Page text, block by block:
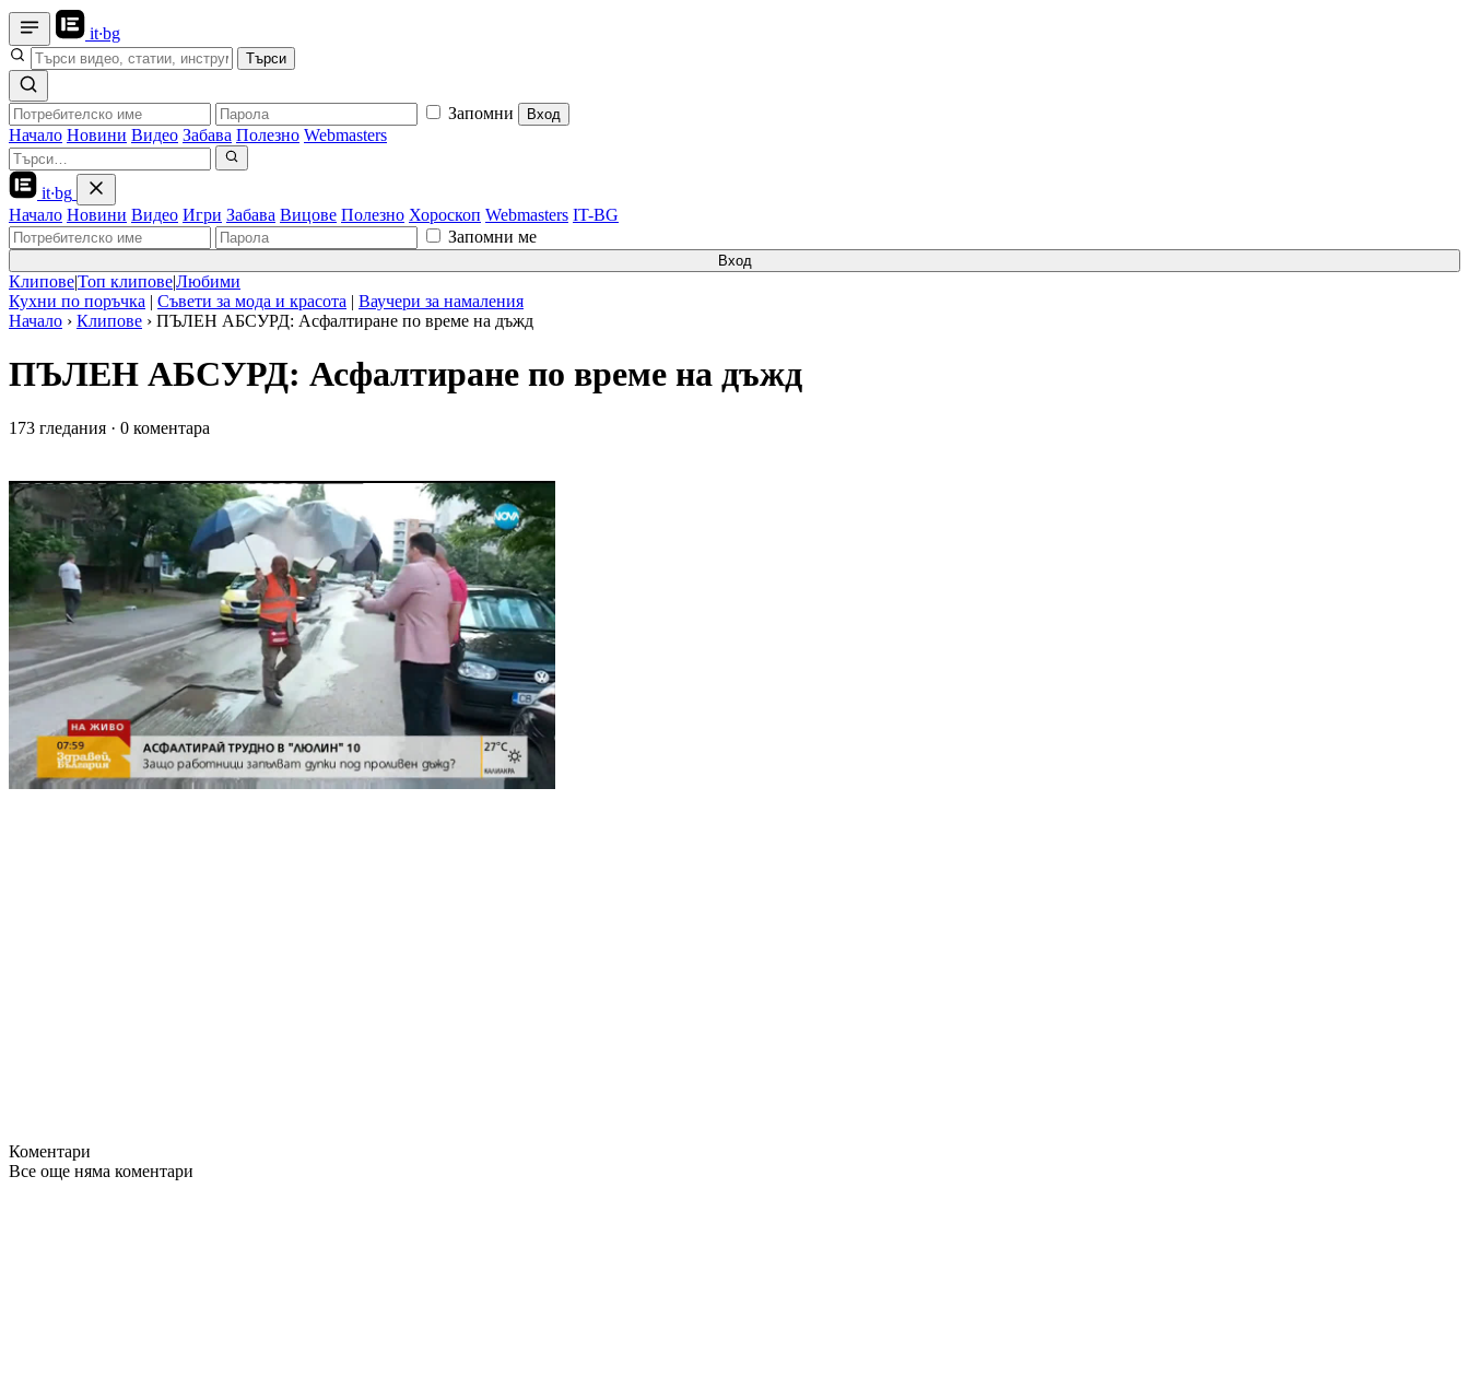
it·bg
Търси
Запомни Вход
Начало Новини Видео Забава Полезно Webmasters
it·bg
Начало Новини Видео Игри Забава Вицове Полезно Хороскоп Webmasters IT-BG
Запомни ме
Вход
Клипове|Топ клипове|Любими
Кухни по поръчка | Съвети за мода и красота | Ваучери за намаления
Начало › Клипове › ПЪЛЕН АБСУРД: Асфалтиране по време на дъжд
ПЪЛЕН АБСУРД: Асфалтиране по време на дъжд
173 гледания · 0 коментара
Коментари
Все още няма коментари